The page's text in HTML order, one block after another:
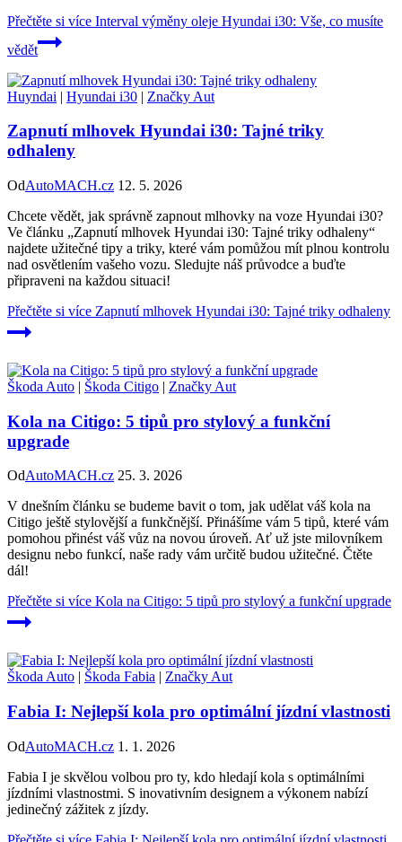
Přečtěte si více Interval výměny oleje Hyundai i30: Vše, co musíte
vědět
Huyndai | Hyundai i30 | Značky Aut
Zapnutí mlhovek Hyundai i30: Tajné triky
odhaleny
OdAutoMACH.cz 12. 5. 2026
Chcete vědět, jak správně zapnout mlhovky na voze Hyundai i30?
Ve článku „Zapnutí mlhovek Hyundai i30: Tajné triky odhaleny“
najdete užitečné tipy a triky, které vám pomůžou mít plnou kontrolu
nad osvětlením vašeho vozu. Sledujte náš průvodce a buďte
připraveni na každou situaci!
Přečtěte si více Zapnutí mlhovek Hyundai i30: Tajné triky odhaleny
Škoda Auto | Škoda Citigo | Značky Aut
Kola na Citigo: 5 tipů pro stylový a funkční
upgrade
OdAutoMACH.cz 25. 3. 2026
V dnešním článku se budeme bavit o tom, jak udělat váš kola na
Citigo ještě stylovější a funkčnější. Přinášíme vám 5 tipů, které vám
pomohou přinést váš vůz na novou úroveň. Ať už jste milovníkem
designu nebo funkcí, naše rady vám určitě budou užitečné. Čtěte
dál!
Přečtěte si více Kola na Citigo: 5 tipů pro stylový a funkční upgrade
Škoda Auto | Škoda Fabia | Značky Aut
Fabia I: Nejlepší kola pro optimální jízdní vlastnosti
OdAutoMACH.cz 1. 1. 2026
Fabia I je skvělou volbou pro ty, kdo hledají kola s optimálními
jízdními vlastnostmi. S inovativním designem a výkonem nabízí
jedinečný zážitek z jízdy.